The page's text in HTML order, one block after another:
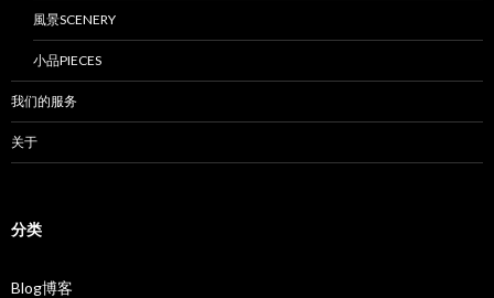
風景SCENERY
小品PIECES
我们的服务
关于
分类
Blog博客